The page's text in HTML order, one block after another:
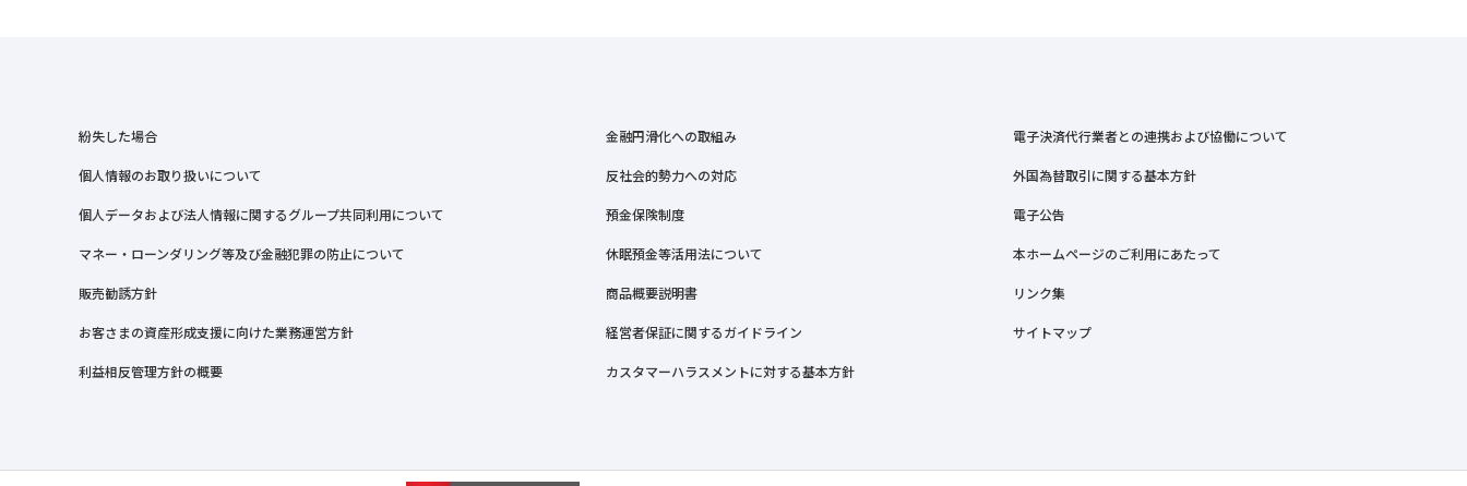
紛失した場合
個人情報のお取り扱いについて
個人データおよび法人情報に関するグループ共同利用について
マネー・ローンダリング等及び金融犯罪の防止について
販売勧誘方針
お客さまの資産形成支援に向けた業務運営方針
利益相反管理方針の概要
金融円滑化への取組み
反社会的勢力への対応
預金保険制度
休眠預金等活用法について
商品概要説明書
経営者保証に関するガイドライン
カスタマーハラスメントに対する基本方針
電子決済代行業者との連携および協働について
外国為替取引に関する基本方針
電子公告
本ホームページのご利用にあたって
リンク集
サイトマップ